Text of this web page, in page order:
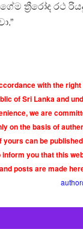
ත්‍රීරෝද රථ
with the
of Sri Lanka and
we are
on the basis of
can be
inform you that this
posts are made